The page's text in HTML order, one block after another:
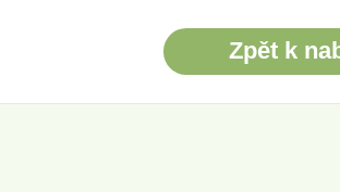
Zpět k